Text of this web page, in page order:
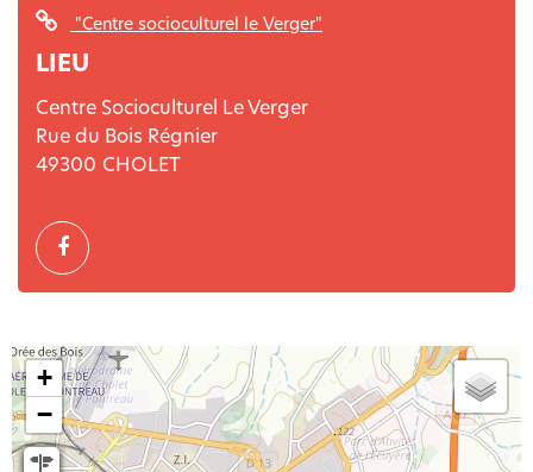
"Centre socioculturel le Verger"
LIEU
Centre Socioculturel Le Verger
Rue du Bois Régnier
49300 CHOLET
+
−